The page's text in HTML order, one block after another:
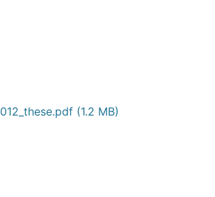
(1.2 MB)